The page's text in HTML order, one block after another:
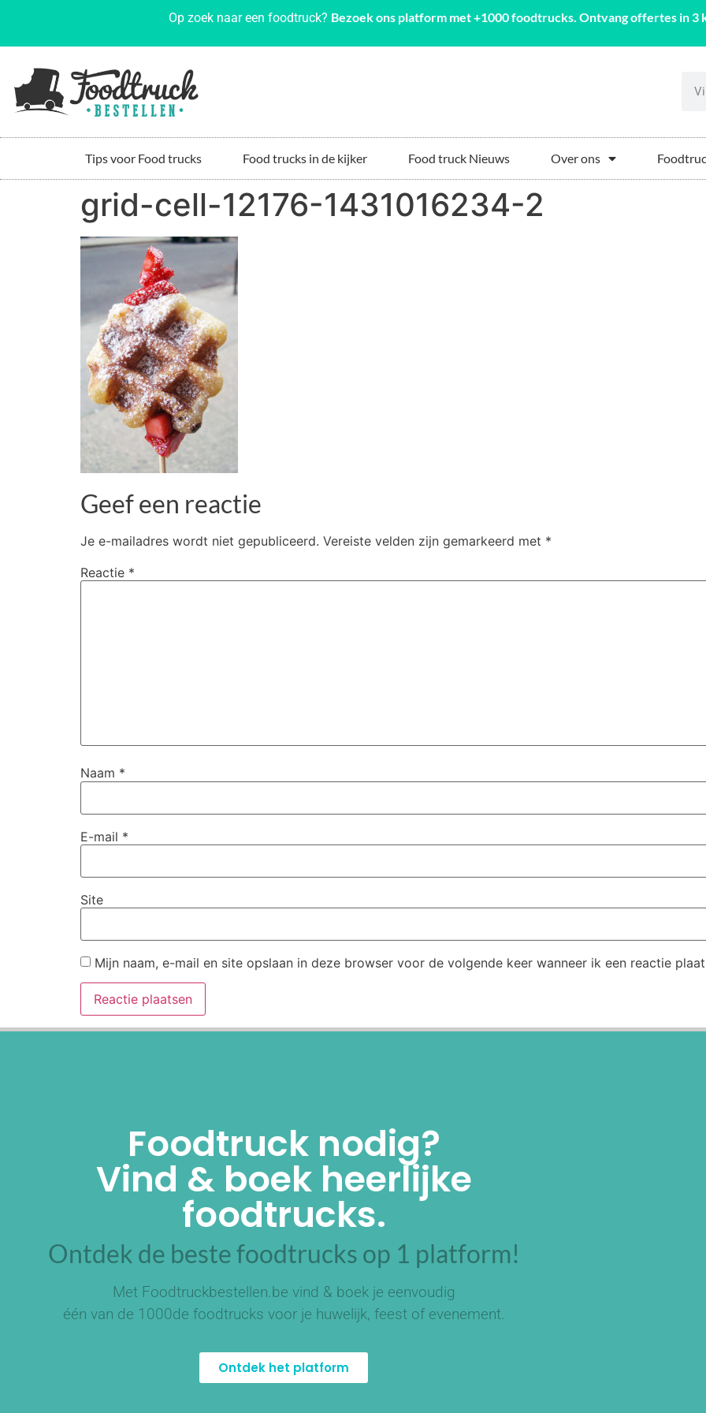
Op zoek naar een foodtruck? Bezoek ons platform met +1000 foodtrucks. Ontvang offertes in 3
Tips voor Food trucks Food trucks in de kijker Food truck Nieuws Over ons
grid-cell-12176-1431016234-2
Geef een reactie
Je e-mailadres wordt niet gepubliceerd. Vereiste velden zijn gemarkeerd met *
Reactie *
Naam *
E-mail *
Site
Mijn naam, e-mail en site opslaan in deze browser voor de volgende keer wanneer ik een reactie
Foodtruck nodig?
Vind & boek heerlijke
foodtrucks.
Ontdek de beste foodtrucks op 1 platform!
Met Foodtruckbestellen.be vind & boek je eenvoudig
één van de 1000de foodtrucks voor je huwelijk, feest of evenement.
Ontdek het platform